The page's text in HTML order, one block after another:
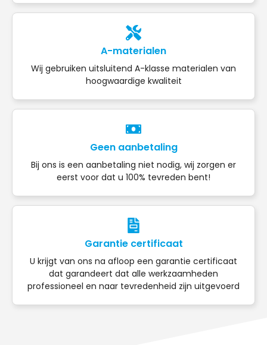
A-materialen
Wij gebruiken uitsluitend A-klasse materialen van
hoogwaardige kwaliteit
Geen aanbetaling
Bij ons is een aanbetaling niet nodig, wij zorgen er
eerst voor dat u 100% tevreden bent!
Garantie certificaat
U krijgt van ons na afloop een garantie certificaat
dat garandeert dat alle werkzaamheden
professioneel en naar tevredenheid zijn uitgevoerd